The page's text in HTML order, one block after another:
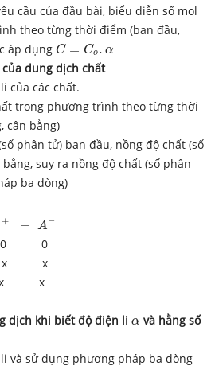
cầu của đầu bài, biểu diễn số mol
theo từng thời điểm (ban đầu,
áp dụng C = Co. α
C= o.α
của dung dịch chất
của các chất.
trong phương trình theo từng thời
cân bằng)
phân tử) ban đầu, nồng độ chất (số
suy ra nồng độ chất (số phân
ba dòng)
+ + A−
0 0
x x
x x
dịch khi biết độ điện li α
α và hằng số
và sử dụng phương pháp ba dòng